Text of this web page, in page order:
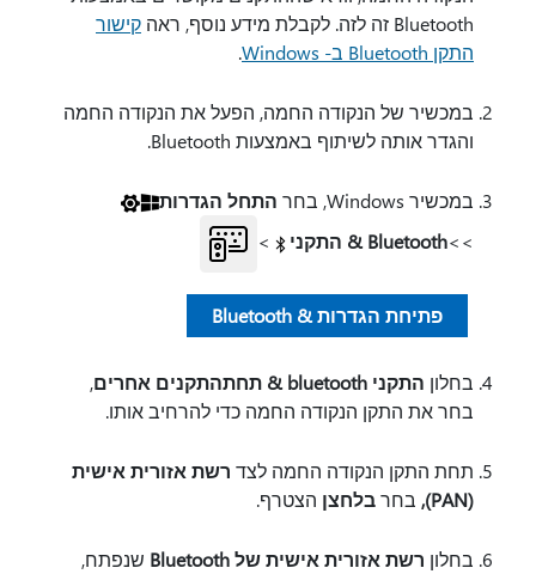
Bluetooth זה לזה. לקבלת מידע נוסף, ראה
קישור
התקן Bluetooth ב- Windows
.
במכשיר של הנקודה החמה, הפעל את הנקודה החמה
והגדר אותה לשיתוף באמצעות Bluetooth.
במכשיר Windows, בחר
התחל הגדרות
>>Bluetooth & התקני >
פתיחת הגדרות & Bluetooth
בחלון התקני bluetooth & תחת התקנים אחרים,
בחר את התקן הנקודה החמה כדי להרחיב אותו.
תחת התקן הנקודה החמה לצד רשת אזורית אישית
(PAN),
בחרבלחצן הצטרף.
בחלון רשת אזורית אישית של Bluetooth
שנפתח,